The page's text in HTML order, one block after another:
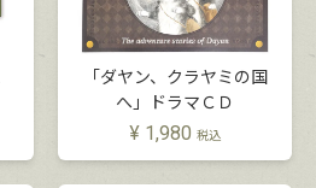
「ダヤン、クラヤミの国
へ」ドラマＣＤ
¥ 1,980 税込